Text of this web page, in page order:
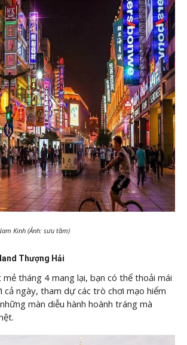
Kinh (Ảnh: sưu tầm)
Thượng Hải
mẻ tháng 4 mang lại, bạn có thể thoải mái
cả ngày, tham dự các trò chơi mạo hiểm
màn diễu hành hoành tráng mà